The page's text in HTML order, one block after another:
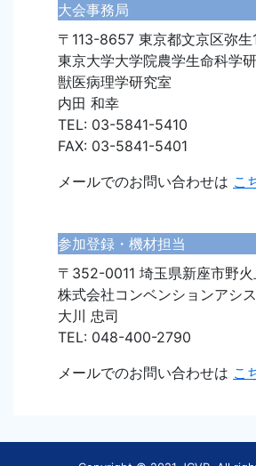
大会事務局
〒113-8657 東京都文京区弥生
東京大学大学院農学生命科学
獣医病理学研究室
内田 和幸
TEL: 03-5841-5410
FAX: 03-5841-5401
メールでのお問い合わせは こ
参加登録・機材担当
〒352-0011 埼玉県新座市野
株式会社コンベンションアシ
大川 忠司
TEL: 048-400-2790
メールでのお問い合わせは こ